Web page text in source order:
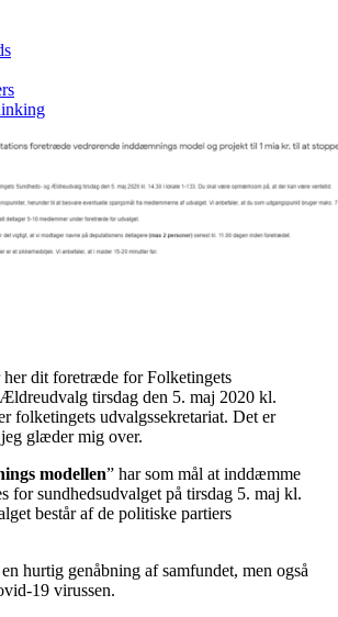
dit foretræde for Folketingets
tirsdag den 5. maj 2020 kl.
folketingets udvalgssekretariat. Det er
glæder mig over.
modellen” har som mål at inddæmme
for sundhedsudvalget på tirsdag 5. maj kl.
består af de politiske partiers
hurtig genåbning af samfundet, men også
19 virussen.